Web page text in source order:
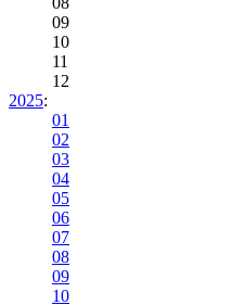
09
10
11
12
2025:
01
02
03
04
05
06
07
08
09
10